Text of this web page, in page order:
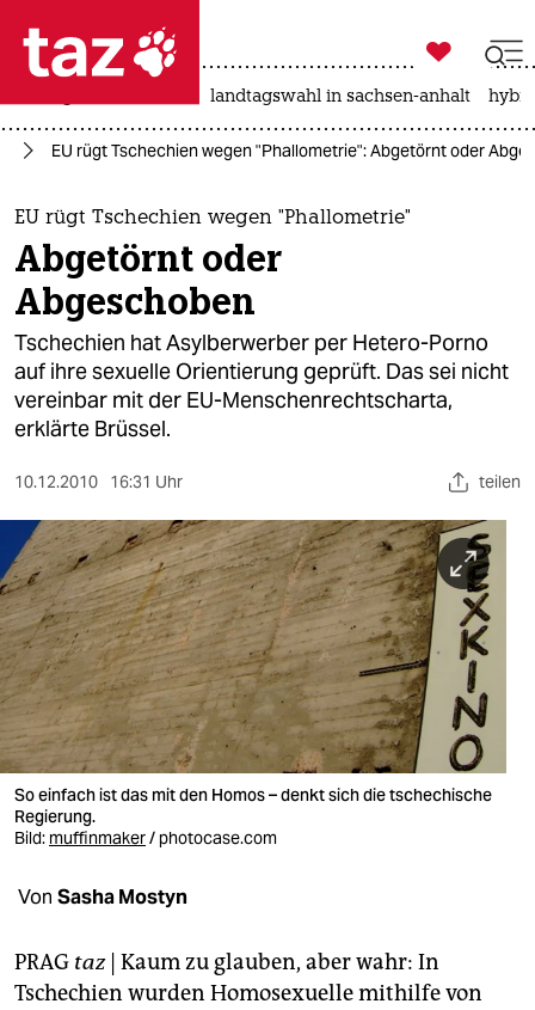
 taz zahl ich
taz zahl ich
themen
politik
öko
gesellschaft
kultur
sport
berlin
nord
wahrheit
verlag
verlag
veranstaltungen
shop
fragen & hilfe
abo

taz zahl ich
landtagswahl in sachsen-anhalt
EU rügt Tschechien wegen "Phallometrie": Abgetörnt oder
EU rügt Tschechien wegen "Phallometrie"
Abgetörnt oder
Abgeschoben
Tschechien hat Asylberwerber per Hetero-Porno
auf ihre sexuelle Orientierung geprüft. Das sei nicht
vereinbar mit der EU-Menschenrechtscharta,
erklärte Brüssel.
10.12.2010 16:31 Uhr teilen
So einfach ist das mit den Homos – denkt sich die tschechische
Regierung.
Bild: muffinmaker/ photocase.com
Von Sasha Mostyn
PRAG taz| Kaum zu glauben, aber wahr: In
Tschechien wurden Homosexuelle mithilfe von